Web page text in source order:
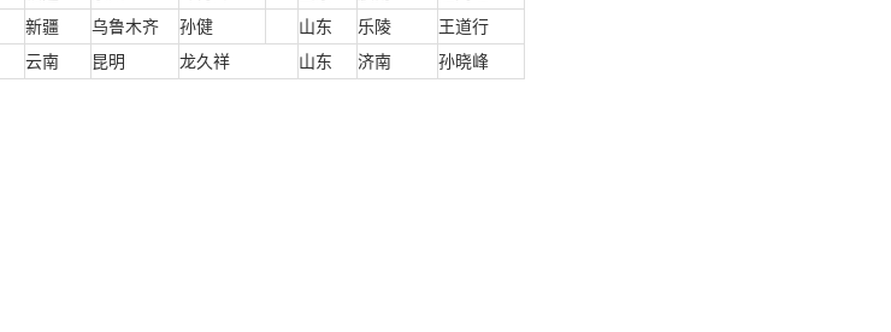
新疆 乌鲁木齐 孙健 山东 乐陵
王道行
云南 昆明 龙久祥 山东 济南 孙晓峰